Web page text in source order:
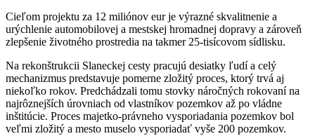
Cieľom projektu za 12 miliónov eur je výrazné skvalitnenie a
urýchlenie automobilovej a mestskej hromadnej dopravy a zároveň
zlepšenie životného prostredia na takmer 25-tisícovom sídlisku.
Na rekonštrukcii Slaneckej cesty pracujú desiatky ľudí a celý
mechanizmus predstavuje pomerne zložitý proces, ktorý trvá aj
niekoľko rokov. Predchádzali tomu stovky náročných rokovaní na
najrôznejších úrovniach od vlastníkov pozemkov až po vládne
inštitúcie. Proces majetko-právneho vysporiadania pozemkov bol
veľmi zložitý a mesto muselo vysporiadať vyše 200 pozemkov.